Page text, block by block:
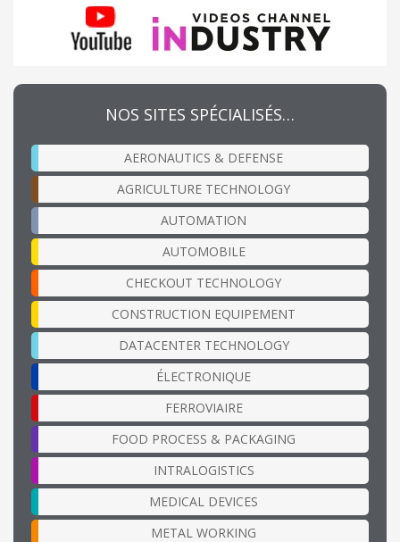
NOS SITES SPÉCIALISÉS…
AERONAUTICS & DEFENSE
AGRICULTURE TECHNOLOGY
AUTOMATION
AUTOMOBILE
CHECKOUT TECHNOLOGY
CONSTRUCTION EQUIPEMENT
DATACENTER TECHNOLOGY
ÉLECTRONIQUE
FERROVIAIRE
FOOD PROCESS & PACKAGING
INTRALOGISTICS
MEDICAL DEVICES
METAL WORKING